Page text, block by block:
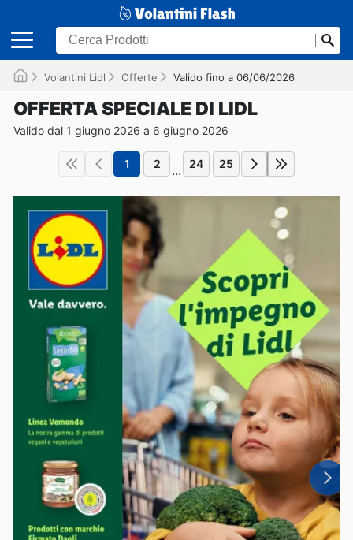
Volantini Lidl Offerte Valido fino a 06/06/2026
OFFERTA SPECIALE DI LIDL
Valido dal 1 giugno 2026 a 6 giugno 2026
1 2 ... 24 25